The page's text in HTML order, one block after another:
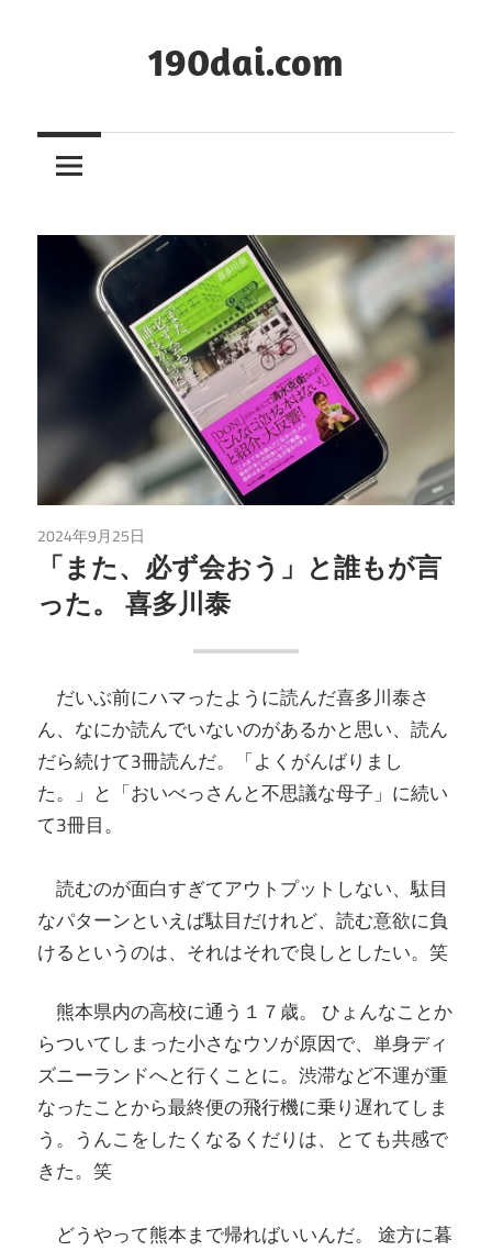
ツ
キ
190dai.com
2024年9月25日
「また、必ず会おう」と誰もが言
った。 喜多川泰
だいぶ前にハマったように読んだ喜多川泰さ
ん、なにか読んでいないのがあるかと思い、読ん
だら続けて3冊読んだ。「よくがんばりまし
た。」と「おいべっさんと不思議な母子」に続い
て3冊目。
読むのが面白すぎてアウトプットしない、駄目
なパターンといえば駄目だけれど、読む意欲に負
けるというのは、それはそれで良しとしたい。笑
熊本県内の高校に通う１７歳。 ひょんなことか
らついてしまった小さなウソが原因で、単身ディ
ズニーランドへと行くことに。渋滞など不運が重
なったことから最終便の飛行機に乗り遅れてしま
う。うんこをしたくなるくだりは、とても共感で
きた。笑
どうやって熊本まで帰ればいいんだ。 途方に暮